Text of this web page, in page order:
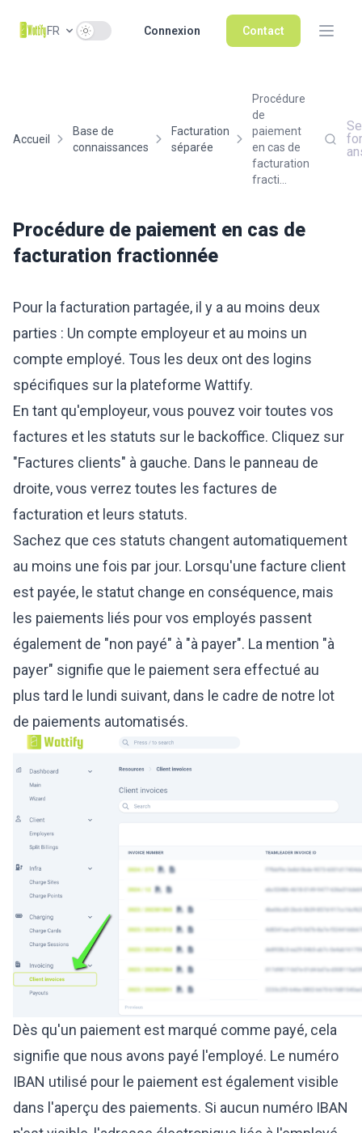
FR Use setting Connexion Contact
Accueil
Base de
connaissances
Facturation
séparée
Procédure
de
paiement
en cas de
facturation
fracti...
for
Procédure de paiement en cas de
facturation fractionnée
Pour la facturation partagée, il y a au moins deux
parties : Un compte employeur et au moins un
compte employé. Tous les deux ont des logins
spécifiques sur la plateforme Wattify.
En tant qu'employeur, vous pouvez voir toutes vos
factures et les statuts sur le backoffice. Cliquez sur
"Factures clients" à gauche. Dans le panneau de
droite, vous verrez toutes les factures de
facturation et leurs statuts.
Sachez que ces statuts changent automatiquement
au moins une fois par jour. Lorsqu'une facture client
est payée, le statut change en conséquence, mais
les paiements liés pour vos employés passent
également de "non payé" à "à payer". La mention "à
payer" signifie que le paiement sera effectué au
plus tard le lundi suivant, dans le cadre de notre lot
de paiements automatisés.
Dès qu'un paiement est marqué comme payé, cela
signifie que nous avons payé l'employé. Le numéro
IBAN utilisé pour le paiement est également visible
dans l'aperçu des paiements. Si aucun numéro IBAN